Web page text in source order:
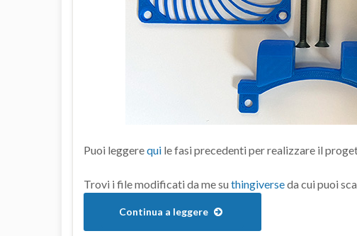
Puoi leggerequi le fasi precedenti per realizzare il
Trovi i file modificati da me su thingiverseda cui puoi
Continua a leggere